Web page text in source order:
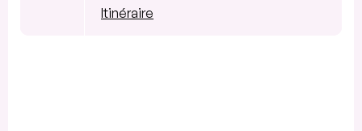
Itinéraire